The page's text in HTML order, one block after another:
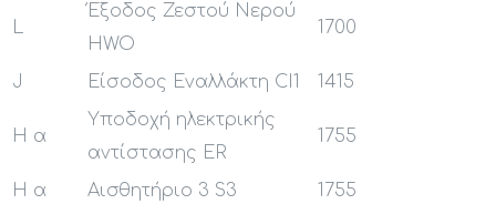
L
Έξοδος Ζεστού Νερού
HWO
1700
J Είσοδος Εναλλάκτη CI1 1415
H α
Υποδοχή ηλεκτρικής
αντίστασης ER
1755
H α Αισθητήριο 3 S3 1755